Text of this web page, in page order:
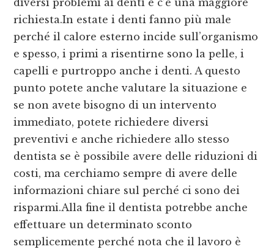
diversi problemi ai denti e c’è una maggiore
richiesta.In estate i denti fanno più male
perché il calore esterno incide sull’organismo
e spesso, i primi a risentirne sono la pelle, i
capelli e purtroppo anche i denti. A questo
punto potete anche valutare la situazione e
se non avete bisogno di un intervento
immediato, potete richiedere diversi
preventivi e anche richiedere allo stesso
dentista se è possibile avere delle riduzioni di
costi, ma cerchiamo sempre di avere delle
informazioni chiare sul perché ci sono dei
risparmi.Alla fine il dentista potrebbe anche
effettuare un determinato sconto
semplicemente perché nota che il lavoro è